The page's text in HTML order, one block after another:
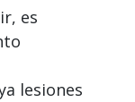
es
lesiones